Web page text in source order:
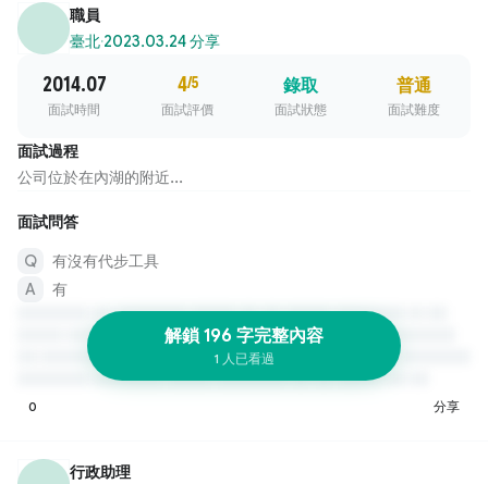
職員
臺北·2023.03.24 分享
2014.07
面試時間
4/5
面試評價
錄取
面試狀態
普通
面試難度
面試過程
公司位於在內湖的附近...
面試問答
有沒有代步工具
有
解鎖 196 字完整內容
1 人已看過
0 分享
行政助理